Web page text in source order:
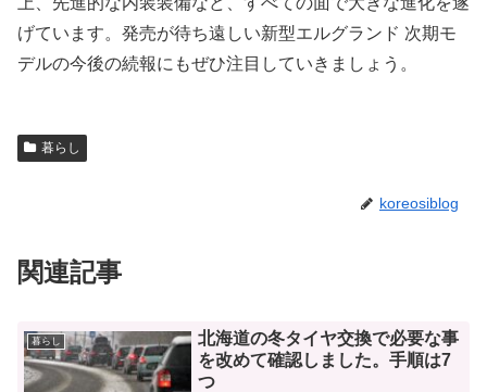
げています。発売が待ち遠しい新型エルグランド 次期モ
デルの今後の続報にもぜひ注目していきましょう。
暮らし
koreosiblog
関連記事
暮らし
北海道の冬タイヤ交換で必要な事
を改めて確認しました。手順は7
つ